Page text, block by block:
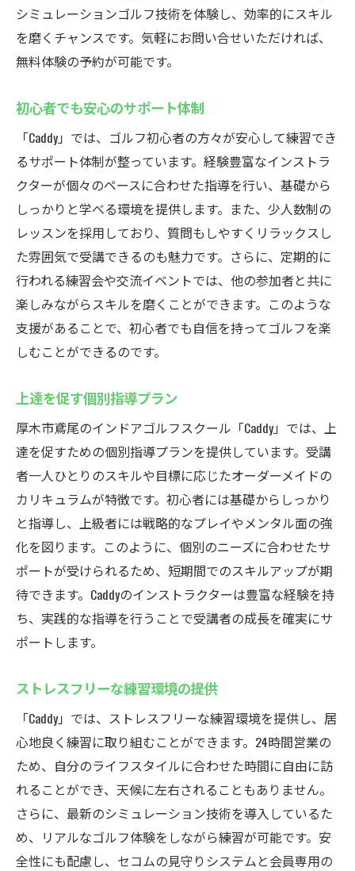
シミュレーションゴルフ技術を体験し、効率的にスキル
を磨くチャンスです。気軽にお問い合せいただければ、
無料体験の予約が可能です。
初心者でも安心のサポート体制
「Caddy」では、ゴルフ初心者の方々が安心して練習でき
るサポート体制が整っています。経験豊富なインストラ
クターが個々のペースに合わせた指導を行い、基礎から
しっかりと学べる環境を提供します。また、少人数制の
レッスンを採用しており、質問もしやすくリラックスし
た雰囲気で受講できるのも魅力です。さらに、定期的に
行われる練習会や交流イベントでは、他の参加者と共に
楽しみながらスキルを磨くことができます。このような
支援があることで、初心者でも自信を持ってゴルフを楽
しむことができるのです。
上達を促す個別指導プラン
厚木市鳶尾のインドアゴルフスクール「Caddy」では、上
達を促すための個別指導プランを提供しています。受講
者一人ひとりのスキルや目標に応じたオーダーメイドの
カリキュラムが特徴です。初心者には基礎からしっかり
と指導し、上級者には戦略的なプレイやメンタル面の強
化を図ります。このように、個別のニーズに合わせたサ
ポートが受けられるため、短期間でのスキルアップが期
待できます。Caddyのインストラクターは豊富な経験を持
ち、実践的な指導を行うことで受講者の成長を確実にサ
ポートします。
ストレスフリーな練習環境の提供
「Caddy」では、ストレスフリーな練習環境を提供し、居
心地良く練習に取り組むことができます。24時間営業の
ため、自分のライフスタイルに合わせた時間に自由に訪
れることができ、天候に左右されることもありません。
さらに、最新のシミュレーション技術を導入しているた
め、リアルなゴルフ体験をしながら練習が可能です。安
全性にも配慮し、セコムの見守りシステムと会員専用の